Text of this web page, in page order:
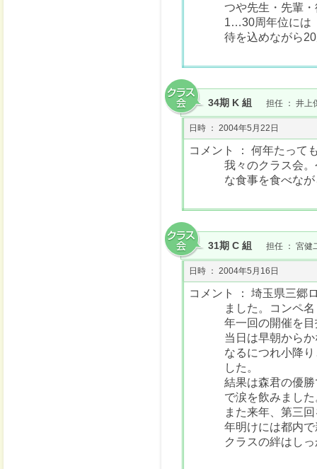
つや先生・先輩
1…30周年位には
待を込めながら
34期 K 組 担任 ： 井上
日時 ： 2004年5月22日
コメント ： 何年たって
我々のクラス会
な食事を食べな
31期 C 組 担任 ： 宮健
日時 ： 2004年5月16日
コメント ： 埼玉県三郷
ました。コンペ
年一回の開催を
当日は早朝から
なるにつれ小降
した。
結果は森君の優
で涙を飲みました
また来年、第三
年明けには都内
クラスの絆はし